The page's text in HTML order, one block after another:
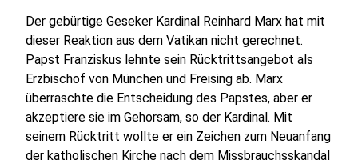
Der gebürtige Geseker Kardinal Reinhard Marx hat mit
dieser Reaktion aus dem Vatikan nicht gerechnet.
Papst Franziskus lehnte sein Rücktrittsangebot als
Erzbischof von München und Freising ab. Marx
überraschte die Entscheidung des Papstes, aber er
akzeptiere sie im Gehorsam, so der Kardinal. Mit
seinem Rücktritt wollte er ein Zeichen zum Neuanfang
der katholischen Kirche nach dem Missbrauchsskandal